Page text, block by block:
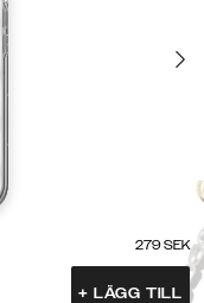
279 SEK
+ LÄGG TILL